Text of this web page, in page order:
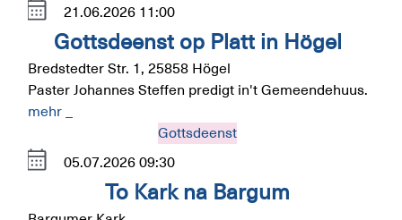
21.06.2026 11:00
Gottsdeenst op Platt in Högel
Bredstedter Str. 1, 25858 Högel
Paster Johannes Steffen predigt in't Gemeendehuus.
mehr _
Gottsdeenst
05.07.2026 09:30
To Kark na Bargum